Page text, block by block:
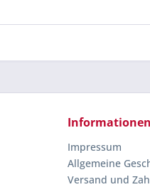
Informationen
Impressum
Allgemeine
Versand und